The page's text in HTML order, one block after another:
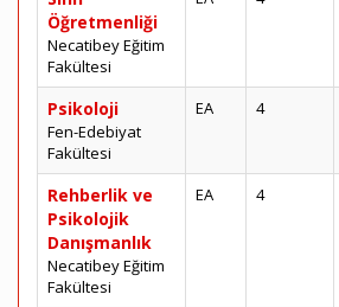
Öğretmenliği
Necatibey Eğitim
Fakültesi
Psikoloji
Fen-Edebiyat
Fakültesi
EA 4
Rehberlik ve
Psikolojik
Danışmanlık
Necatibey Eğitim
Fakültesi
EA 4